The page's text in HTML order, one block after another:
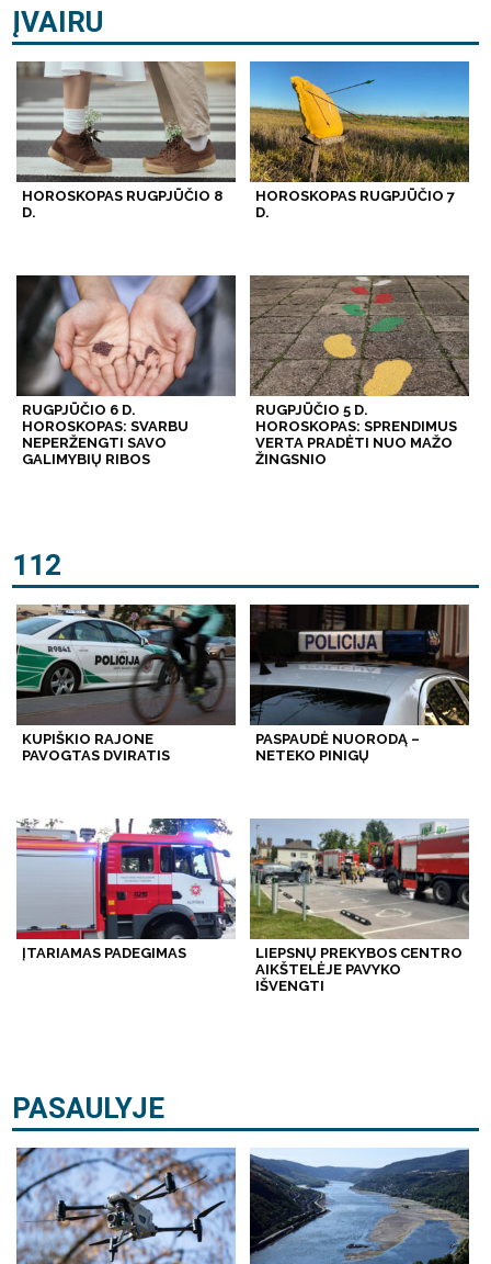
ĮVAIRU
HOROSKOPAS RUGPJŪČIO 8
D.
HOROSKOPAS RUGPJŪČIO 7
D.
RUGPJŪČIO 6 D.
HOROSKOPAS: SVARBU
NEPERŽENGTI SAVO
GALIMYBIŲ RIBOS
RUGPJŪČIO 5 D.
HOROSKOPAS: SPRENDIMUS
VERTA PRADĖTI NUO MAŽO
ŽINGSNIO
112
KUPIŠKIO RAJONE
PAVOGTAS DVIRATIS
PASPAUDĖ NUORODĄ –
NETEKO PINIGŲ
ĮTARIAMAS PADEGIMAS
LIEPSNŲ PREKYBOS CENTRO
AIKŠTELĖJE PAVYKO
IŠVENGTI
PASAULYJE